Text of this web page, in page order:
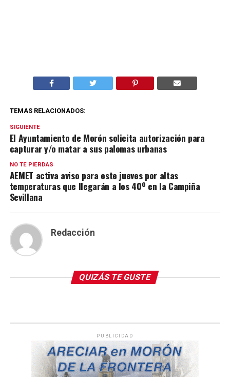
TEMAS RELACIONADOS:
SIGUIENTE
El Ayuntamiento de Morón solicita autorización para
capturar y/o matar a sus palomas urbanas
NO TE PIERDAS
AEMET activa aviso para este jueves por altas
temperaturas que llegarán a los 40º en la Campiña
Sevillana
Redacción
QUIZÁS TE GUSTE
PUBLICIDAD